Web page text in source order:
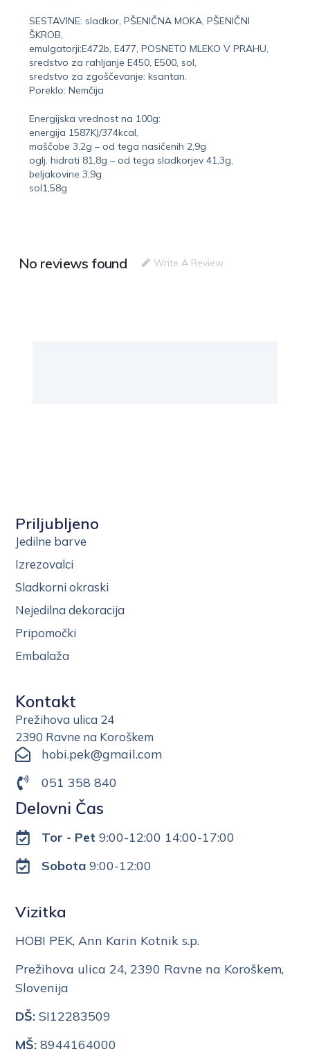
SESTAVINE: sladkor, PŠENIČNA MOKA, PŠENIČNI
ŠKROB,
emulgatorji:E472b, E477, POSNETO MLEKO V PRAHU,
sredstvo za rahljanje E450, E500, sol,
sredstvo za zgoščevanje: ksantan.
Poreklo: Nemčija
Energijska vrednost na 100g:
energija 1587KJ/374kcal,
maščobe 3,2g – od tega nasičenih 2,9g
oglj. hidrati 81,8g – od tega sladkorjev 41,3g,
beljakovine 3,9g
sol1,58g
No reviews found Write A Review
Priljubljeno
Jedilne barve
Izrezovalci
Sladkorni okraski
Nejedilna dekoracija
Pripomočki
Embalaža
Kontakt
Prežihova ulica 24
2390 Ravne na Koroškem
hobi.pek@gmail.com
051 358 840
Delovni Čas
Tor - Pet 9:00-12:00 14:00-17:00
Sobota9:00-12:00
Vizitka
HOBI PEK, Ann Karin Kotnik s.p.
Prežihova ulica 24, 2390 Ravne na Koroškem,
Slovenija
DŠ: SI12283509
MŠ: 8944164000